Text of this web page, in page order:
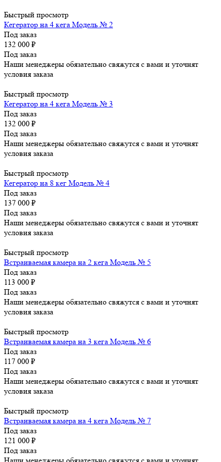
Быстрый просмотр
Кегератор на 4 кега Модель № 2
Под заказ
132 000 ₽
Под заказ
Наши менеджеры обязательно свяжутся с вами и уточнят
условия заказа
Быстрый просмотр
Кегератор на 4 кега Модель № 3
Под заказ
132 000 ₽
Под заказ
Наши менеджеры обязательно свяжутся с вами и уточнят
условия заказа
Быстрый просмотр
Кегератор на 8 кег Модель № 4
Под заказ
137 000 ₽
Под заказ
Наши менеджеры обязательно свяжутся с вами и уточнят
условия заказа
Быстрый просмотр
Встраиваемая камера на 2 кега Модель № 5
Под заказ
113 000 ₽
Под заказ
Наши менеджеры обязательно свяжутся с вами и уточнят
условия заказа
Быстрый просмотр
Встраиваемая камера на 3 кега Модель № 6
Под заказ
117 000 ₽
Под заказ
Наши менеджеры обязательно свяжутся с вами и уточнят
условия заказа
Быстрый просмотр
Встраиваемая камера на 4 кега Модель № 7
Под заказ
121 000 ₽
Под заказ